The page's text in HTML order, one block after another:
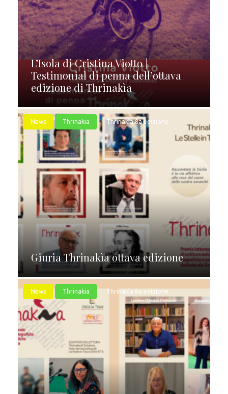
L’Isola di Cristina Viotto |
Testimonial di penna dell’ottava
edizione di Thrinakìa
News Thrinakia Thrinakìa 8a edizione
Giuria Thrinakìa ottava edizione
News Thrinakia Thrinakìa 8a edizione